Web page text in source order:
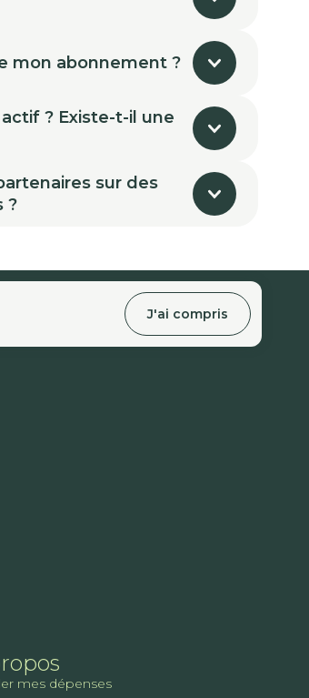
mon abonnement ?
? Existe-t-il une
sur des
?
J'ai compris
mes dépenses